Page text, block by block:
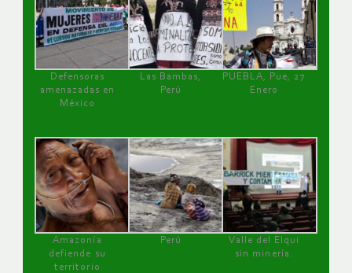
Defensoras
amenazadas en
México
Las Bambas,
Perú
PUEBLA, Pue, 27
Enero
Amazonía
defiende su
territorio
Perú
Valle del Elqui
sin minería.